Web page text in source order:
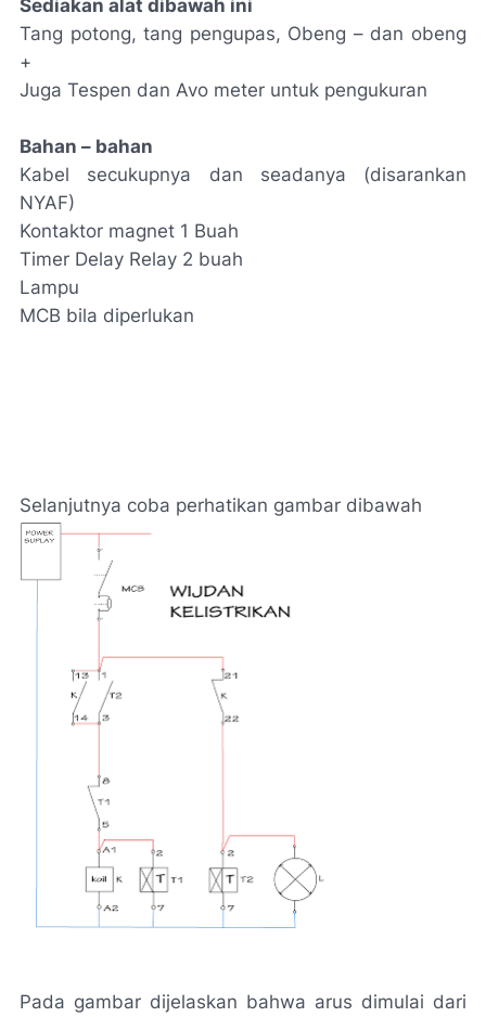
Sediakan alat dibawah ini
Tang potong, tang pengupas, Obeng – dan obeng
+
Juga Tespen dan Avo meter untuk pengukuran
Bahan – bahan
Kabel secukupnya dan seadanya (disarankan
NYAF)
Kontaktor magnet 1 Buah
Timer Delay Relay 2 buah
Lampu
MCB bila diperlukan
Selanjutnya coba perhatikan gambar dibawah
Pada gambar dijelaskan bahwa arus dimulai dari